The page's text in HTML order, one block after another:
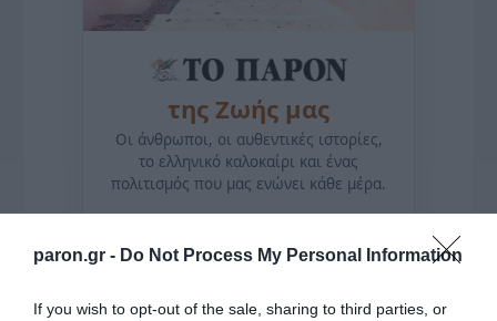
paron.gr - Do Not Process My Personal Information
If you wish to opt-out of the sale, sharing to third parties, or
της Ζωής μας
Οι άνθρωποι, οι αυθεντικές ιστορίες,
το ελληνικό καλοκαίρι και ένας
πολιτισμός που μας ενώνει κάθε μέρα.
ΌΣΑ ΧΡΕΙΆΖΕΣΑΙ
ΓΙΑ ΤΟ ΚΑΛΟΚΑΊΡΙ ΣΟΥ →